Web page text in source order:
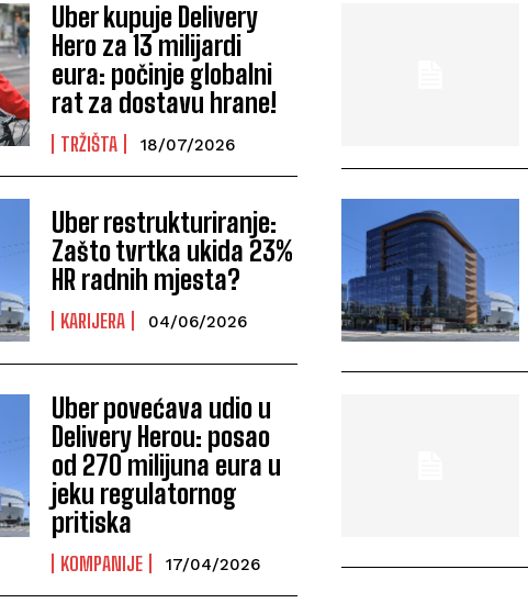
Uber kupuje Delivery
Hero za 13 milijardi
eura: počinje globalni
rat za dostavu hrane!
TRŽIŠTA 18/07/2026
Uber restrukturiranje:
Zašto tvrtka ukida 23%
HR radnih mjesta?
KARIJERA 04/06/2026
Uber povećava udio u
Delivery Herou: posao
od 270 milijuna eura u
jeku regulatornog
pritiska
KOMPANIJE 17/04/2026